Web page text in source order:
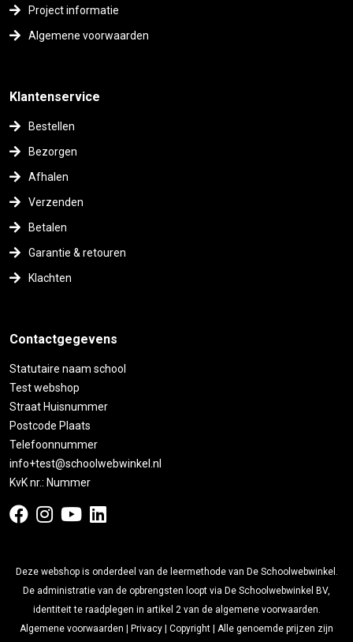
Project informatie
Algemene voorwaarden
Klantenservice
Bestellen
Bezorgen
Afhalen
Verzenden
Betalen
Garantie & retouren
Klachten
Contactgegevens
Statutaire naam school
Test webshop
Straat Huisnummer
Postcode Plaats
Telefoonnummer
info+test@schoolwebwinkel.nl
KvK nr.: Nummer
Deze webshop is onderdeel van de leermethode van De Schoolwebwinkel.
De administratie van de opbrengsten loopt via De Schoolwebwinkel BV,
identiteit te raadplegen in artikel 2 van de algemene voorwaarden.
Algemene voorwaarden
Privacy Copyright | Alle genoemde prijzen zijn